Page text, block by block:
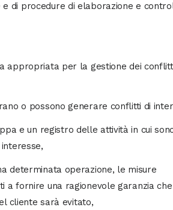
di procedure di elaborazione e
appropriata per la gestione dei
o possono generare conflitti di
e un registro delle attività in cui
determinata operazione, le misure
a fornire una ragionevole garanzia
cliente sarà evitato,